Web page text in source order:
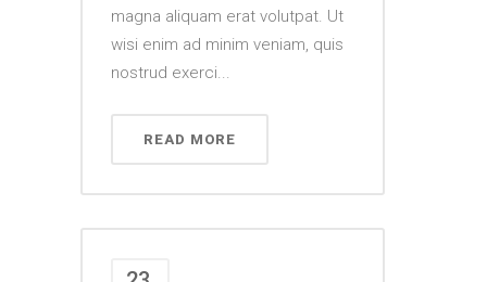
magna aliquam erat volutpat. Ut
wisi enim ad minim veniam, quis
nostrud exerci...
READ MORE